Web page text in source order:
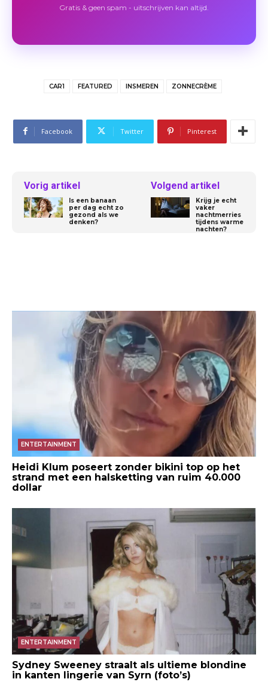
Gratis & geen spam - uitschrijven kan altijd.
CAR1 FEATURED INSMEREN ZONNECRÈME
Facebook Twitter Pinterest
Vorig artikel
Is een banaan
per dag echt zo
gezond als we
denken?
Volgend artikel
Krijg je echt
vaker
nachtmerries
tijdens warme
nachten?
ENTERTAINMENT
Heidi Klum poseert zonder bikini top op het
strand met een halsketting van ruim 40.000
dollar
ENTERTAINMENT
Sydney Sweeney straalt als ultieme blondine
in kanten lingerie van Syrn (foto’s)